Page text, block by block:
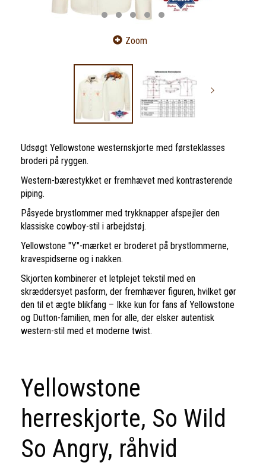
Zoom
Udsøgt Yellowstone westernskjorte med førsteklasses
broderi på ryggen.
Western-bærestykket er fremhævet med kontrasterende
piping.
Påsyede brystlommer med trykknapper afspejler den
klassiske cowboy-stil i arbejdstøj.
Yellowstone "Y"-mærket er broderet på brystlommerne,
kravespidserne og i nakken.
Skjorten kombinerer et letplejet tekstil med en
skræddersyet pasform, der fremhæver figuren, hvilket gør
den til et ægte blikfang – Ikke kun for fans af Yellowstone
og Dutton-familien, men for alle, der elsker autentisk
western-stil med et moderne twist.
Yellowstone
herreskjorte, So Wild
So Angry, råhvid